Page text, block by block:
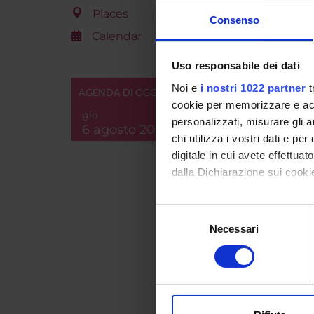
Consenso
Uso responsabile dei dati
Noi e i nostri 1022 partner
cookie per memorizzare e
personalizzati, misurare gli
chi utilizza i vostri dati e per
digitale in cui avete
dalla Dichiarazione sui
Con il tuo consenso,
raccogliere
digitali).
modificare o ritirare il tuo
Necessari
Places
Calendar
AGENDA DI OGGI
gio
6 agosto 2026
Handle
Last
TITLE